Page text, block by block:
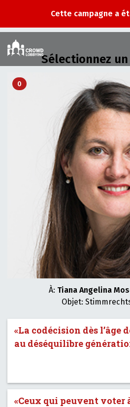
Cette campagne a
Sélectionnez
0
À: Tiana Angelina
Objet:
«La codécision dès l’âge
au déséquilibre
«Ceux qui peuvent voter